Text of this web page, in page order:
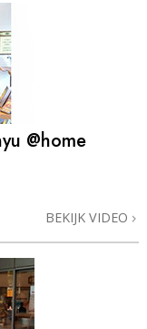
@home
BEKIJK VIDEO